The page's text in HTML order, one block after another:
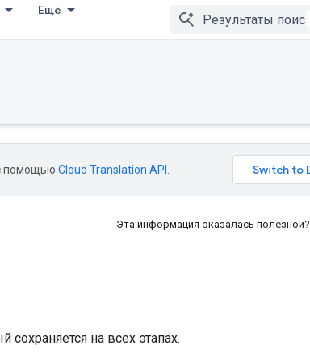
Ещё
помощью Cloud Translation API
Эта информация оказалась полезной?
сохраняется на всех этапах.